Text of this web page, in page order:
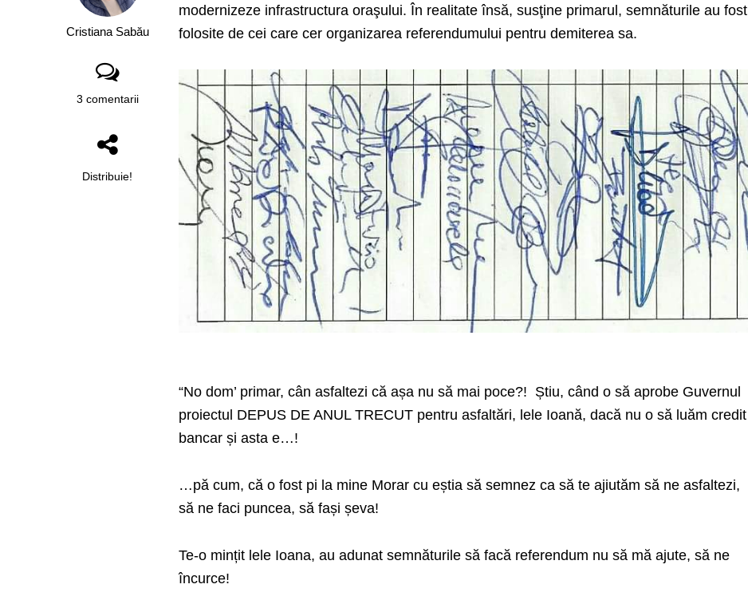
Cristiana Sabău
3 comentarii
Distribuie!
modernizeze infrastructura oraşului. În realitate însă, susţine primarul, semnăturile au fost
folosite de cei care cer organizarea referendumului pentru demiterea sa.
“No dom’ primar, cân asfaltezi că așa nu să mai poce?! Știu, când o să aprobe Guvernul
proiectul DEPUS DE ANUL TRECUT pentru asfaltări, lele Ioană, dacă nu o să luăm credit
bancar și asta e…!
…pă cum, că o fost pi la mine Morar cu eștia să semnez ca să te ajiutăm să ne asfaltezi,
să ne faci puncea, să fași șeva!
Te-o mințit lele Ioana, au adunat semnăturile să facă referendum nu să mă ajute, să ne
încurce!